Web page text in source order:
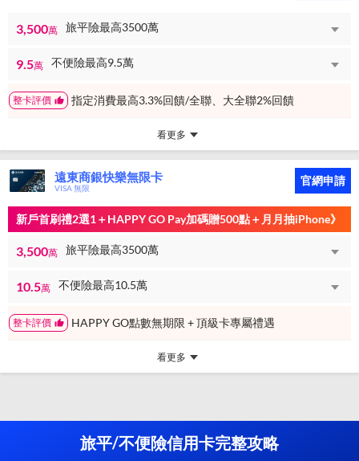
3,500萬 旅平險最高3500萬
9.5萬 不便險最高9.5萬
整卡評價 指定消費最高3.3%回饋/全聯、大全聯2%回饋
看更多
遠東商銀快樂無限卡
VISA 無限
官網申請
新戶首刷禮2選1＋HAPPY GO Pay加碼贈500點＋月月抽iPhone》
3,500萬 旅平險最高3500萬
10.5萬 不便險最高10.5萬
整卡評價 HAPPY GO點數無期限 + 頂級卡專屬禮遇
看更多
旅平/不便險信用卡完整攻略